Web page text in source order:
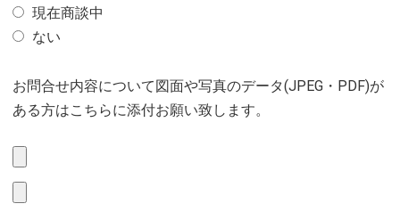
現在商談中
ない
お問合せ内容について図面や写真のデータ(JPEG・PDF)が
ある方はこちらに添付お願い致します。